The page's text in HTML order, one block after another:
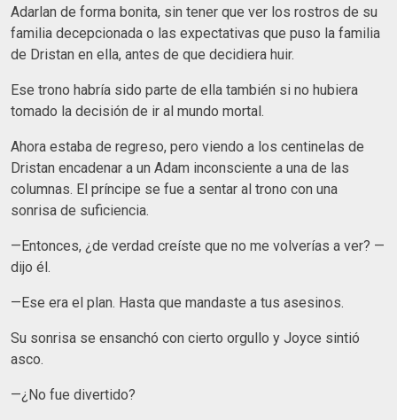
Adarlan de forma bonita, sin tener que ver los rostros de su
familia decepcionada o las expectativas que puso la familia
de Dristan en ella, antes de que decidiera huir.
Ese trono habría sido parte de ella también si no hubiera
tomado la decisión de ir al mundo mortal.
Ahora estaba de regreso, pero viendo a los centinelas de
Dristan encadenar a un Adam inconsciente a una de las
columnas. El príncipe se fue a sentar al trono con una
sonrisa de suficiencia.
—Entonces, ¿de verdad creíste que no me volverías a ver? —
dijo él.
—Ese era el plan. Hasta que mandaste a tus asesinos.
Su sonrisa se ensanchó con cierto orgullo y Joyce sintió
asco.
—¿No fue divertido?